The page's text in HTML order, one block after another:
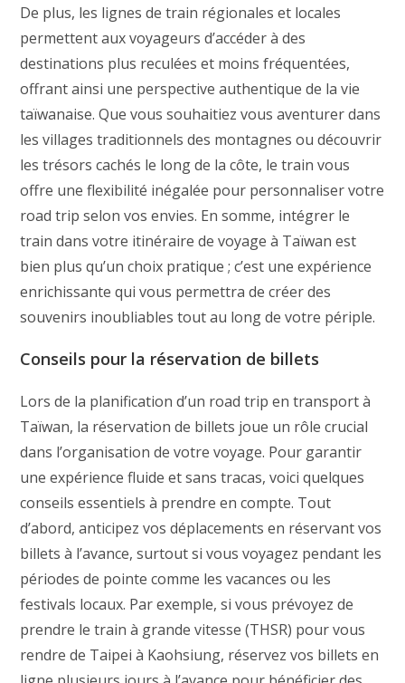
De plus, les lignes de train régionales et locales
permettent aux voyageurs d’accéder à des
destinations plus reculées et moins fréquentées,
offrant ainsi une perspective authentique de la vie
taïwanaise. Que vous souhaitiez vous aventurer dans
les villages traditionnels des montagnes ou découvrir
les trésors cachés le long de la côte, le train vous
offre une flexibilité inégalée pour personnaliser votre
road trip selon vos envies. En somme, intégrer le
train dans votre itinéraire de voyage à Taïwan est
bien plus qu’un choix pratique ; c’est une expérience
enrichissante qui vous permettra de créer des
souvenirs inoubliables tout au long de votre périple.
Conseils pour la réservation de billets
Lors de la planification d’un road trip en transport à
Taïwan, la réservation de billets joue un rôle crucial
dans l’organisation de votre voyage. Pour garantir
une expérience fluide et sans tracas, voici quelques
conseils essentiels à prendre en compte. Tout
d’abord, anticipez vos déplacements en réservant vos
billets à l’avance, surtout si vous voyagez pendant les
périodes de pointe comme les vacances ou les
festivals locaux. Par exemple, si vous prévoyez de
prendre le train à grande vitesse (THSR) pour vous
rendre de Taipei à Kaohsiung, réservez vos billets en